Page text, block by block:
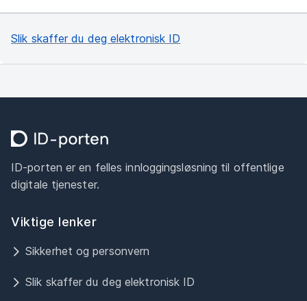
Slik skaffer du deg elektronisk ID
ID-porten er en felles innloggingsløsning til offentlige
digitale tjenester.
Viktige lenker
Sikkerhet og personvern
Slik skaffer du deg elektronisk ID